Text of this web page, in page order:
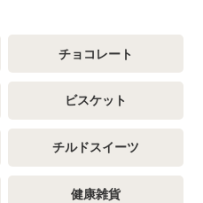
チョコレート
ビスケット
チルドスイーツ
健康雑貨